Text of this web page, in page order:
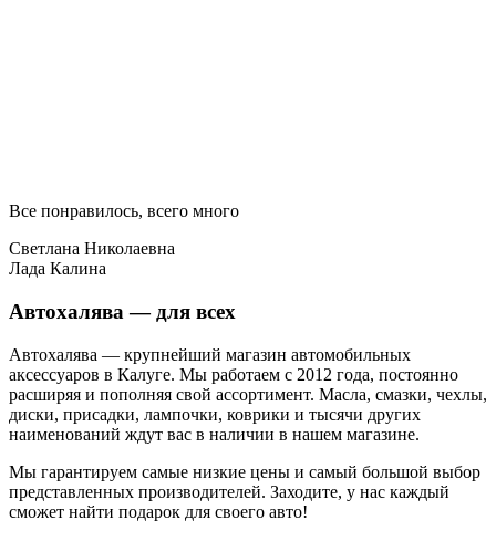
Все понравилось, всего много
Светлана Николаевна
Лада Калина
Автохалява — для всех
Автохалява — крупнейший магазин автомобильных
аксессуаров в Калуге. Мы работаем с 2012 года, постоянно
расширяя и пополняя свой ассортимент. Масла, смазки, чехлы,
диски, присадки, лампочки, коврики и тысячи других
наименований ждут вас в наличии в нашем магазине.
Мы гарантируем самые низкие цены и самый большой выбор
представленных производителей. Заходите, у нас каждый
сможет найти подарок для своего авто!